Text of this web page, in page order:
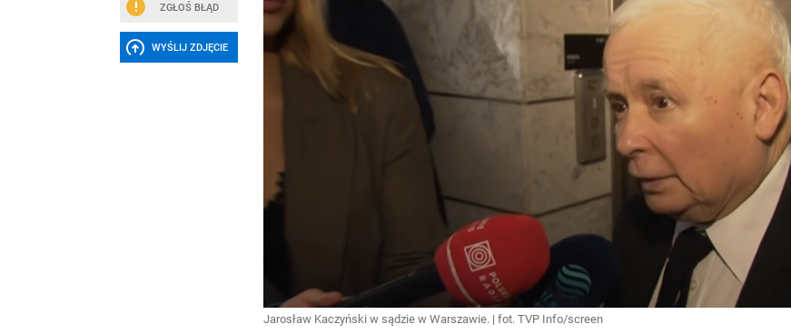
ZGŁOŚ BŁĄD
WYŚLIJ ZDJĘCIE
Jarosław Kaczyński w sądzie w Warszawie. | fot. TVP Info/screen